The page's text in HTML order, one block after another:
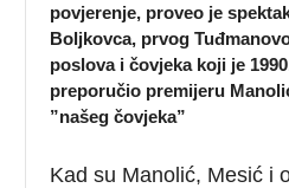
povjerenje, proveo je
Boljkovca, prvog
poslova i čovjeka koji je
preporučio premijeru
”našeg čovjeka”
Kad su Manolić, Mesić i